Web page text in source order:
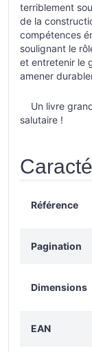
terriblement
de la
compétences
soulignant le
et entretenir le
amener
Un livre
salutaire !
Référence
Pagination
Dimensions
EAN